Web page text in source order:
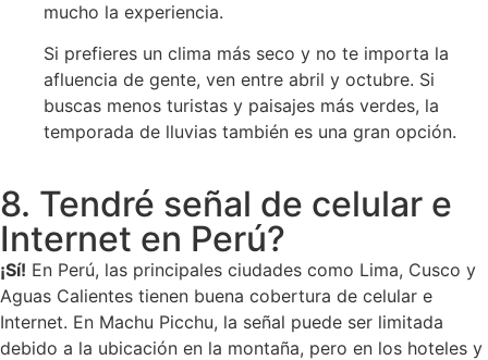
mucho la experiencia.
Si prefieres un clima más seco y no te importa la
afluencia de gente, ven entre abril y octubre. Si
buscas menos turistas y paisajes más verdes, la
temporada de lluvias también es una gran opción.
8. Tendré señal de celular e
Internet en Perú?
¡Sí! En Perú, las principales ciudades como Lima, Cusco y
Aguas Calientes tienen buena cobertura de celular e
Internet. En Machu Picchu, la señal puede ser limitada
debido a la ubicación en la montaña, pero en los hoteles y